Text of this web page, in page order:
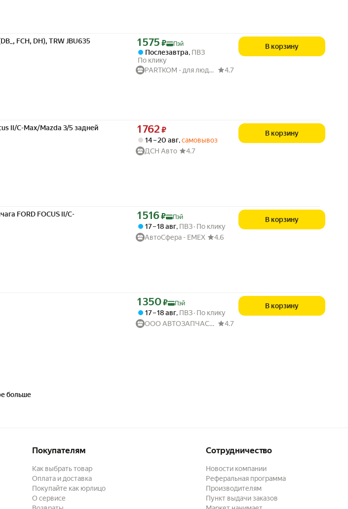
FCH, DH), TRW JBU635
Цена с картой Яндекс Пэй 1575 ₽ вместо
1 575 ₽ Пэй
Послезавтра, ПВЗ
По клику
PARTKOM - для людей и авто
4.7
В корзину
II/C-Max/Mazda 3/5 задней
Цена 1762 ₽ вместо
1 762 ₽
14 – 20 авг,самовывоз
ДСН Авто
4.7
В корзину
FORD FOCUS II/C-
Цена с картой Яндекс Пэй 1516 ₽ вместо
1 516₽ Пэй
17 – 18 авг, ПВЗ По клику
АвтоСфера - ЕМЕХ
4.6
В корзину
Цена с картой Яндекс Пэй 1350 ₽ вместо
1 350₽ Пэй
17 – 18 авг, ПВЗ По клику
ООО АВТОЗАПЧАСТИ52
4.7
В корзину
больше
Покупателям
Как выбрать товар
Оплата и доставка
Покупайте как юрлицо
О сервисе
Сотрудничество
Новости компании
Реферальная программа
Производителям
Пункт выдачи заказов